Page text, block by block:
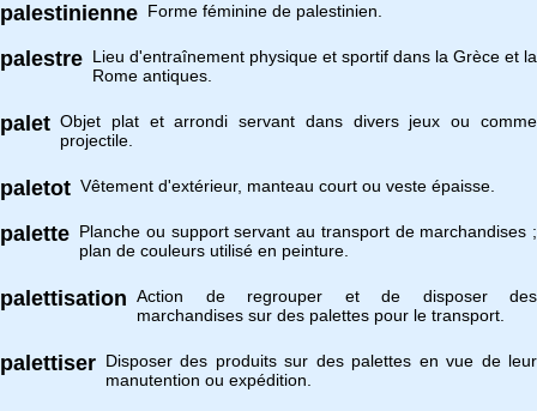
palestinienne Forme féminine de palestinien.
palestre Lieu d'entraînement physique et sportif dans la Grèce et la
Rome antiques.
palet Objet plat et arrondi servant dans divers jeux ou comme
projectile.
paletot Vêtement d'extérieur, manteau court ou veste épaisse.
palette Planche ou support servant au transport de marchandises ;
plan de couleurs utilisé en peinture.
palettisation Action de regrouper et de disposer des
marchandises sur des palettes pour le transport.
palettiser Disposer des produits sur des palettes en vue de leur
manutention ou expédition.